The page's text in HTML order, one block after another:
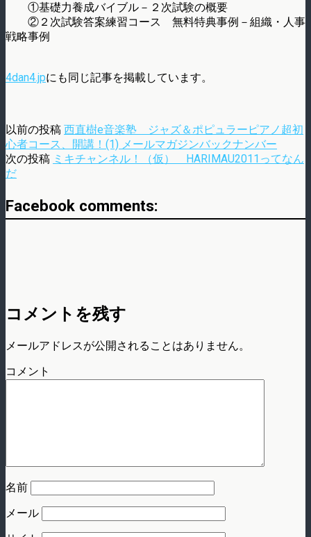
①基礎力養成バイブル－２次試験の概要
②２次試験答案練習コース 無料特典事例－組織・人事
戦略事例
4dan4.jpにも同じ記事を掲載しています。
以前の投稿 西直樹e音楽塾 ジャズ＆ポピュラーピアノ超初
心者コース、開講！(1) メールマガジンバックナンバー
次の投稿 ミキチャンネル！（仮） HARIMAU2011ってなん
だ
Facebook comments:
コメントを残す
メールアドレスが公開されることはありません。
コメント
名前
メール